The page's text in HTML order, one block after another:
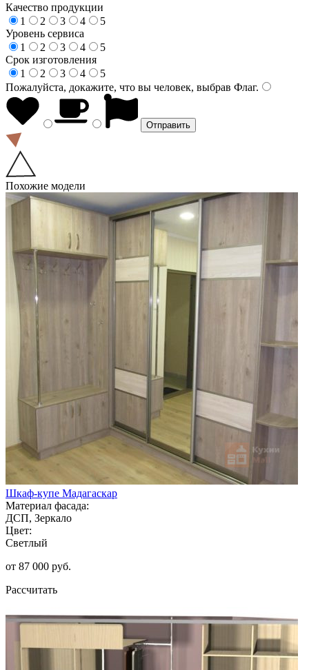
Качество продукции
1
2 3 4
5
Уровень сервиса
1
2 3 4
5
Срок изготовления
1
2 3 4
5
Пожалуйста, докажите, что вы человек, выбрав Флаг.
Похожие модели
Шкаф-купе Мадагаскар
Материал фасада:
ДСП, Зеркало
Цвет:
Светлый
от 87 000 руб.
Рассчитать